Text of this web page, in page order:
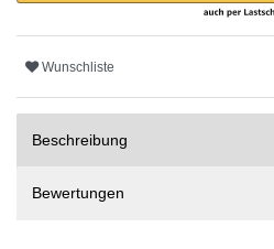
Wunschliste
Beschreibung
Bewertungen